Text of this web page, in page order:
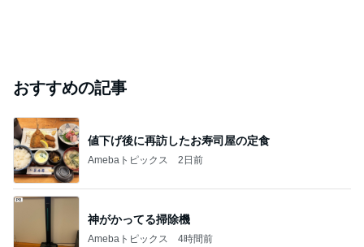
おすすめの記事
値下げ後に再訪したお寿司屋の定食
Amebaトピックス 2日前
神がかってる掃除機
Amebaトピックス 4時間前